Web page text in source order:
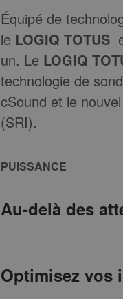
Équipé de
le LOGIQ TOTUS
un. Le LOGIQ
technologie de
cSound et le
(SRI).
PUISSANCE
Au-delà des
Optimisez vos